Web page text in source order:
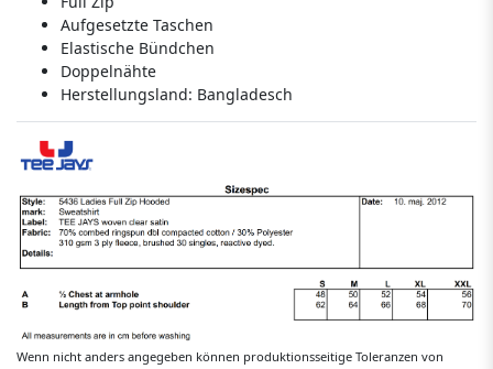
Aufgesetzte Taschen
Elastische Bündchen
Doppelnähte
Herstellungsland: Bangladesch
Wenn nicht anders angegeben können produktionsseitige Toleranzen von